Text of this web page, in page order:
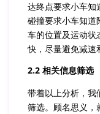
达终点要求小车知
碰撞要求小车知道
车的位置及运动状
快，尽量避免减速
2.2 相关信息筛选
带着以上分析，
筛选。顾名思义，